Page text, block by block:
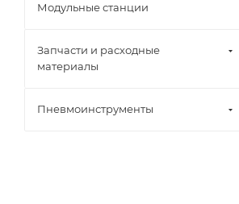
Модульные станции
Запчасти и расходные
материалы
Пневмоинструменты